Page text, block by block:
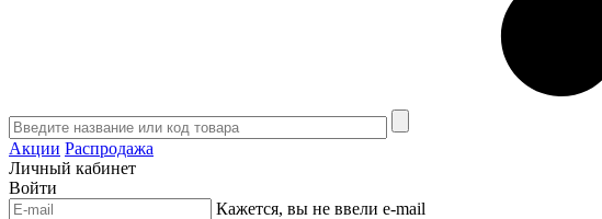
Акции Распродажа
Личный кабинет
Войти
Кажется, вы не ввели e-mail